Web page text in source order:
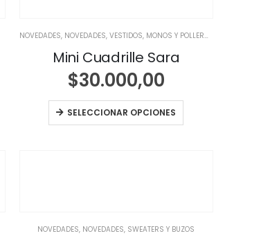
NOVEDADES, NOVEDADES, VESTIDOS, MONOS Y POLLERAS
Mini Cuadrille Sara
$30.000,00
SELECCIONAR OPCIONES
NOVEDADES, NOVEDADES, SWEATERS Y BUZOS